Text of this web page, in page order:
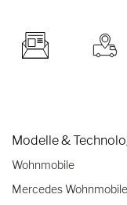
Modelle &
Wohnmobile
Mercedes Wohnmobile